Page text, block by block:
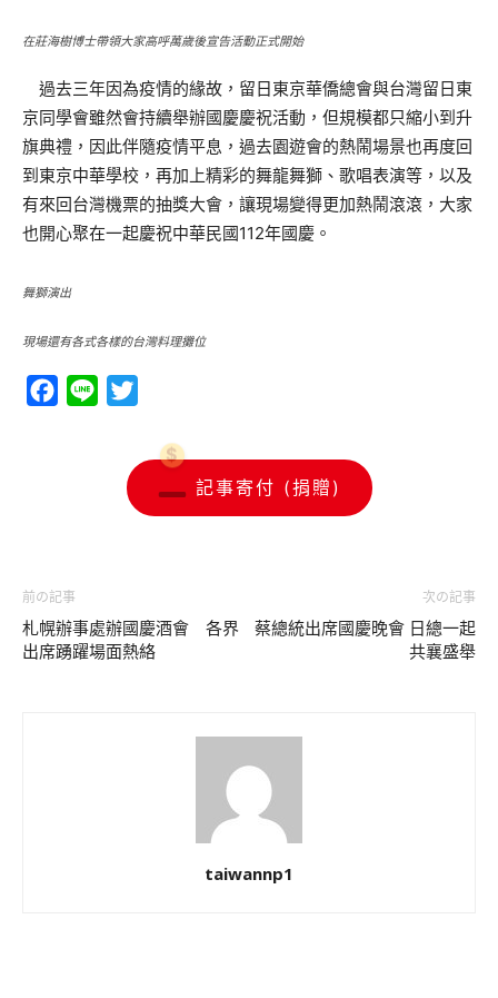
在莊海樹博士帶領大家高呼萬歲後宣告活動正式開始
過去三年因為疫情的緣故，留日東京華僑總會與台灣留日東
京同學會雖然會持續舉辦國慶慶祝活動，但規模都只縮小到升
旗典禮，因此伴隨疫情平息，過去園遊會的熱鬧場景也再度回
到東京中華學校，再加上精彩的舞龍舞獅、歌唱表演等，以及
有來回台灣機票的抽獎大會，讓現場變得更加熱鬧滾滾，大家
也開心聚在一起慶祝中華民國112年國慶。
舞獅演出
現場還有各式各樣的台灣料理攤位
Facebook
Line
記事寄付 (捐贈)
前の記事
札幌辦事處辦國慶酒會 各界
出席踴躍場面熱絡
次の記事
蔡總統出席國慶晚會 日總一起
共襄盛舉
taiwannp1